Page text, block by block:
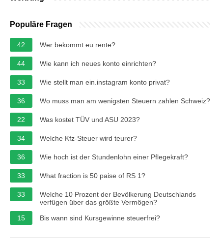
Populäre Fragen
42 Wer bekommt eu rente?
44 Wie kann ich neues konto einrichten?
33 Wie stellt man ein.instagram konto privat?
36 Wo muss man am wenigsten Steuern zahlen Schweiz?
22 Was kostet TÜV und ASU 2023?
34 Welche Kfz-Steuer wird teurer?
36 Wie hoch ist der Stundenlohn einer Pflegekraft?
33 What fraction is 50 paise of RS 1?
33
Welche 10 Prozent der Bevölkerung Deutschlands
verfügen über das größte Vermögen?
15
Bis wann sind Kursgewinne steuerfrei?